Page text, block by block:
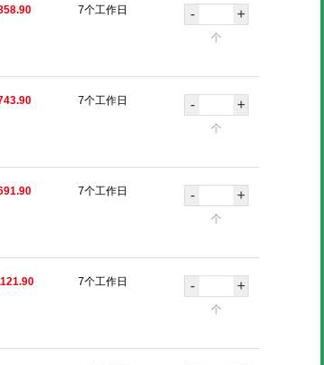
7个工作日 - +
个
7个工作日 - +
个
7个工作日 - +
个
7个工作日 - +
个